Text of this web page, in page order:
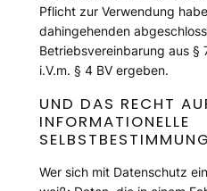
Pflicht zur Verwendung
dahingehenden
Betriebsvereinbarung aus §
i.V.m. § 4 BV ergeben.
UND DAS RECHT
INFORMATIONELLE
Wer sich mit Datenschutz